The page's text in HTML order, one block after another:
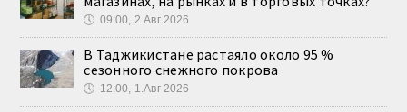
🕔 09:00, 2.Авг 2026
В Таджикистане растаяло около 95 %
сезонного снежного покрова
🕔 12:00, 1.Авг 2026